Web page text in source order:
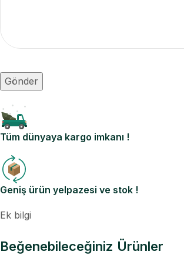
Tüm dünyaya kargo imkanı !
Geniş ürün yelpazesi ve stok !
Ek bilgi
Beğenebileceğiniz Ürünler